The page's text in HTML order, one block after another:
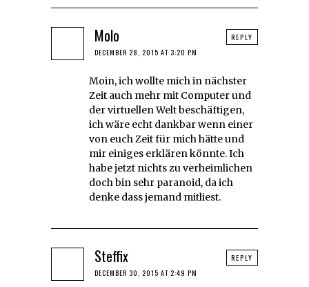
Molo
DECEMBER 28, 2015 AT 3:20 PM
Moin, ich wollte mich in nächster
Zeit auch mehr mit Computer und
der virtuellen Welt beschäftigen,
ich wäre echt dankbar wenn einer
von euch Zeit für mich hätte und
mir einiges erklären könnte. Ich
habe jetzt nichts zu verheimlichen
doch bin sehr paranoid, da ich
denke dass jemand mitliest.
REPLY
Steffix
DECEMBER 30, 2015 AT 2:49 PM
REPLY